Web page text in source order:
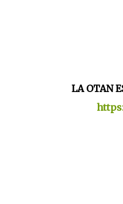
LA OTAN